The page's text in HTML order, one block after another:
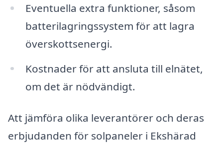
Eventuella extra funktioner, såsom
batterilagringssystem för att lagra
överskottsenergi.
Kostnader för att ansluta till elnätet,
om det är nödvändigt.
Att jämföra olika leverantörer och deras
erbjudanden för solpaneler i Ekshärad